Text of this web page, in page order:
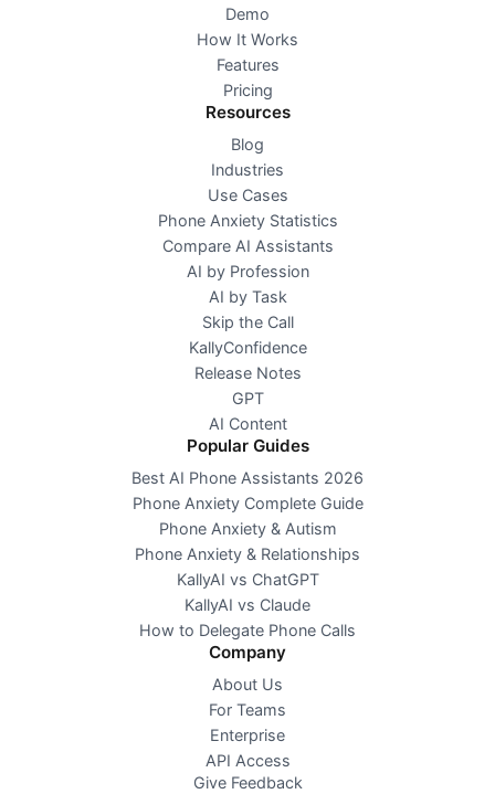
Demo
How It Works
Features
Pricing
Resources
Blog
Industries
Use Cases
Phone Anxiety Statistics
Compare AI Assistants
AI by Profession
AI by Task
Skip the Call
KallyConfidence
Release Notes
GPT
AI Content
Popular Guides
Best AI Phone Assistants 2026
Phone Anxiety Complete Guide
Phone Anxiety & Autism
Phone Anxiety & Relationships
KallyAI vs ChatGPT
KallyAI vs Claude
How to Delegate Phone Calls
Company
About Us
For Teams
Enterprise
API Access
Give Feedback